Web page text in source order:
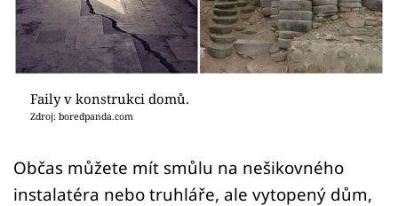
Přihlášení
Sledujte nás
Faily v konstrukci domů.
Zdroj: boredpanda.com
Občas můžete mít smůlu na nešikovného
instalatéra nebo truhláře, ale vytopený dům,